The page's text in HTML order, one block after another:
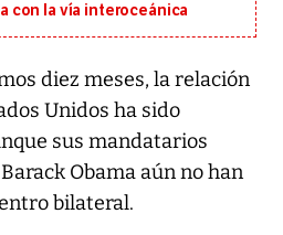
con la vía interoceánica
diez meses, la relación
Unidos ha sido
sus mandatarios
Obama aún no han
bilateral.